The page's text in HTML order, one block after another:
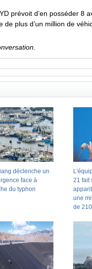
prévoit d’en posséder 8
plus d’un million de